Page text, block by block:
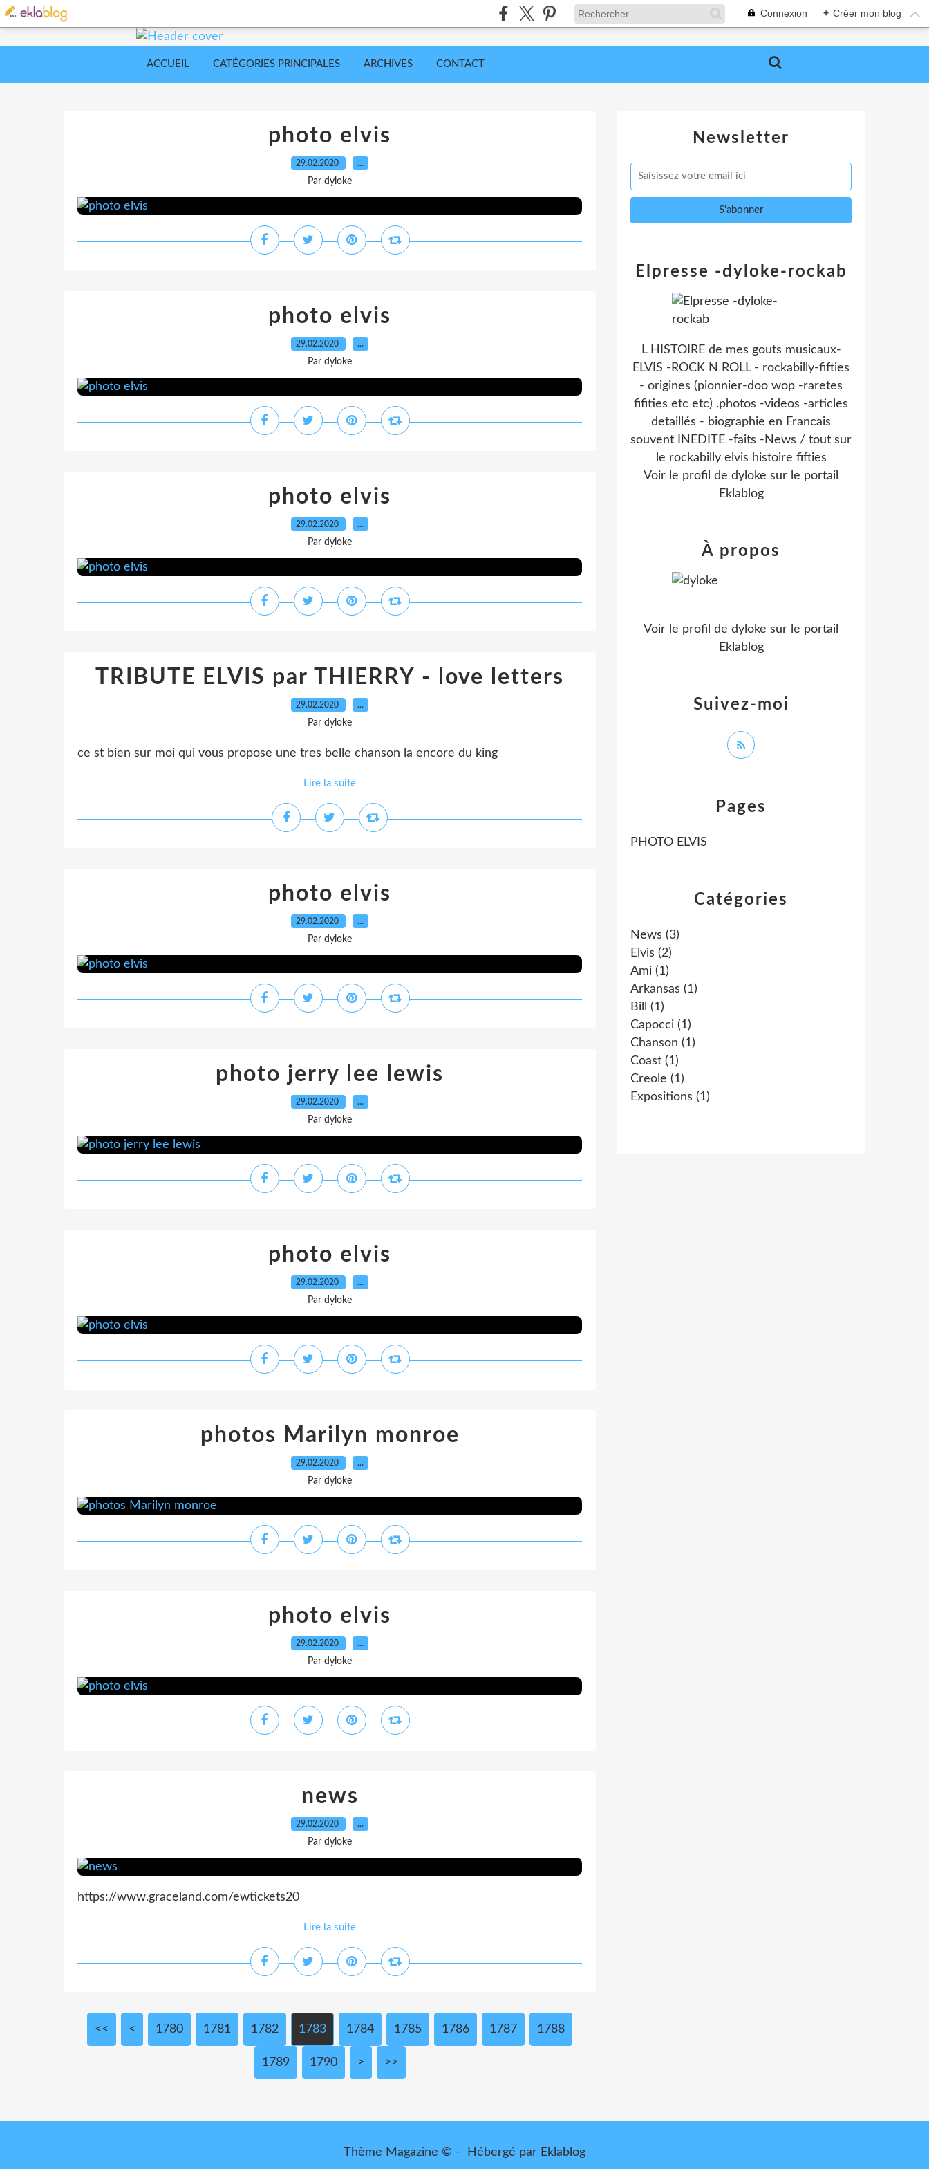
Connexion + Créer mon blog
ACCUEIL CATÉGORIES PRINCIPALES ARCHIVES CONTACT
photo elvis
29.02.2020 …
Par dyloke
photo elvis
29.02.2020 …
Par dyloke
photo elvis
29.02.2020 …
Par dyloke
TRIBUTE ELVIS par THIERRY - love letters
29.02.2020 …
Par dyloke
ce st bien sur moi qui vous propose une tres belle chanson la encore du king
Lire la suite
photo elvis
29.02.2020 …
Par dyloke
photo jerry lee lewis
29.02.2020 …
Par dyloke
photo elvis
29.02.2020 …
Par dyloke
photos Marilyn monroe
29.02.2020 …
Par dyloke
photo elvis
29.02.2020 …
Par dyloke
news
29.02.2020 …
Par dyloke
https://www.graceland.com/ewtickets20
Lire la suite
<< < 1700
1710
1720
1730
1740
1750
1760
1770
1780 1781 1782 1783 1784 1785 1786 1787 1788
1789 1790 1800
1900
2000
2100
2200
2300
2400
2500
2600
2700
2800
2900
3000
> >>
Newsletter
Catégories
News (3)
Elvis (2)
Ami (1)
Arkansas (1)
Bill
(1)
Capocci (1)
Chanson (1)
Coast (1)
Creole (1)
Expositions (1)
Pages
PHOTO ELVIS
Elpresse -dyloke-rockab
L HISTOIRE de mes gouts musicaux-
ELVIS -ROCK N ROLL - rockabilly-fifties
- origines (pionnier-doo wop -raretes
fifities etc etc) .photos -videos -articles
detaillés - biographie en Francais
souvent INEDITE -faits -News / tout sur
le rockabilly elvis histoire fifties
Voir le profil de dyloke sur le portail
Eklablog
Suivez-moi
À propos
Voir le profil de dyloke sur le portail
Eklablog
Thème Magazine © - Hébergé par Eklablog